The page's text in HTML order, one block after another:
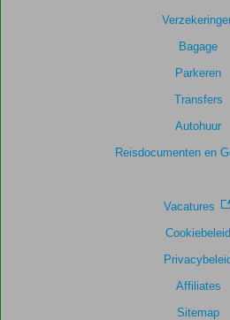
Bagage
Parkeren
Transfers
Autohuur
Reisdocumenten en
Vacatures
Cookiebeleid
Affiliates
Sitemap